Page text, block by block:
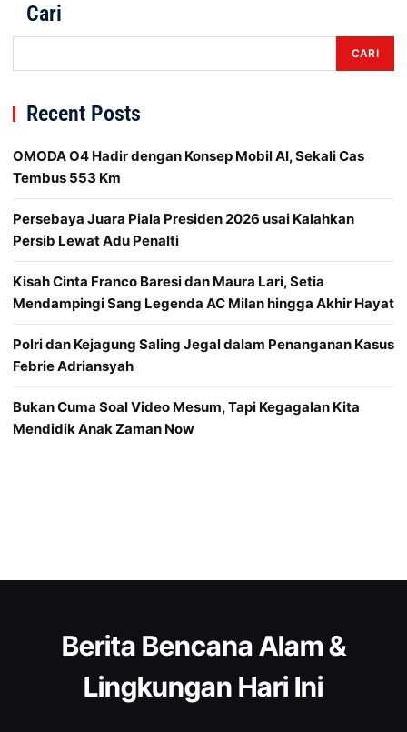
Cari
CARI
Recent Posts
OMODA O4 Hadir dengan Konsep Mobil AI, Sekali Cas
Tembus 553 Km
Persebaya Juara Piala Presiden 2026 usai Kalahkan
Persib Lewat Adu Penalti
Kisah Cinta Franco Baresi dan Maura Lari, Setia
Mendampingi Sang Legenda AC Milan hingga Akhir Hayat
Polri dan Kejagung Saling Jegal dalam Penanganan Kasus
Febrie Adriansyah
Bukan Cuma Soal Video Mesum, Tapi Kegagalan Kita
Mendidik Anak Zaman Now
Berita Bencana Alam &
Lingkungan Hari Ini